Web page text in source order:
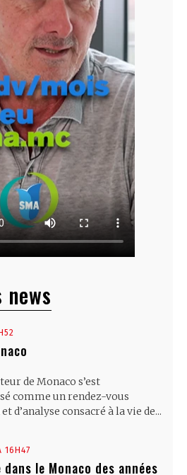
de Monaco s’est
comme un rendez-vous
d’analyse consacré à la vie de...
16H47
le Monaco des années